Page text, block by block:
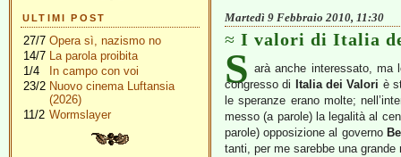
ULTIMI POST
27/7 Opera sì, nazismo no
14/7 La parola proibita
1/4
In campo con voi
23/2 Nuovo cinema Luftansia
(2026)
11/2 Wormslayer
Martedì 9 Febbraio 2010, 11:30
I valori di Italia
S arà anche interessato, ma
congresso di
Italia dei Valori è
le speranze erano molte;
messo (a parole) la legalità al
parole) opposizione al governo
tanti, per me sarebbe una